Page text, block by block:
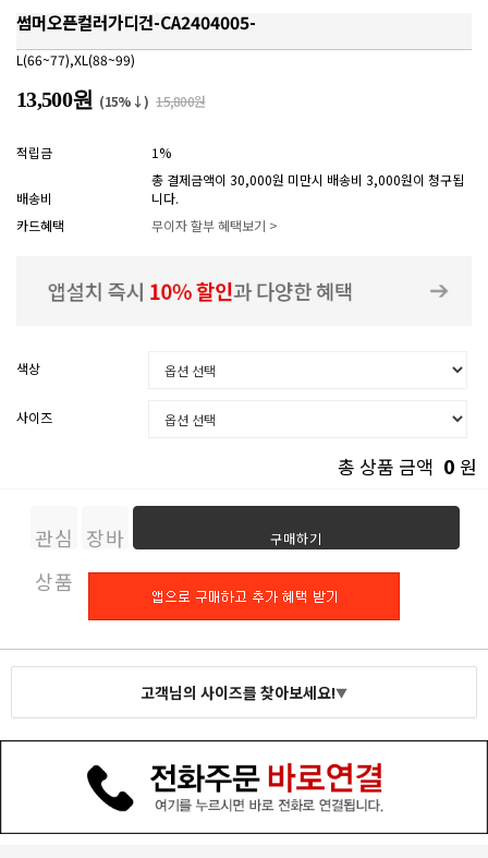
썸머오픈컬러가디건-CA2404005-
L(66~77),XL(88~99)
13,500원 (15%↓) 15,800원
적립금 1%
배송비
총 결제금액이 30,000원 미만시 배송비 3,000원이 청구됩
니다.
카드혜택
무이자 할부 혜택보기 >
색상
사이즈
총 상품 금액 0 원
관심
상품
장바
구니
구매하기
고객님의 사이즈를 찾아보세요!▼